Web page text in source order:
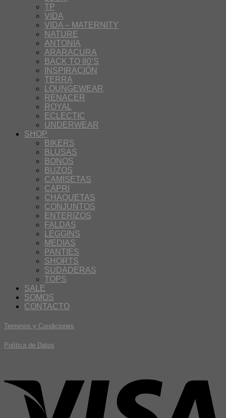
TP
VIDA
VIDA – MATERNITY
NATURE
ANTONIA
ARARACURA
BACK TO 80’S
INSPIRACIÓN
TERRA
LOUNGEWEAR
RENACER
ROYAL
ECLECTIC
UNDERWEAR
SHOP
BIKERS
BLUSAS
BONOS
BUZOS
CAMISETAS
CAPRI
CHAQUETAS
CONJUNTOS
ENTERIZOS
FALDAS
LEGGINS
MEDIAS
PANTIES
SHORTS
SUDADERAS
TOPS
SALE
SOMOS
CONTACTO
Terminos y Condiciones
Política de Datos